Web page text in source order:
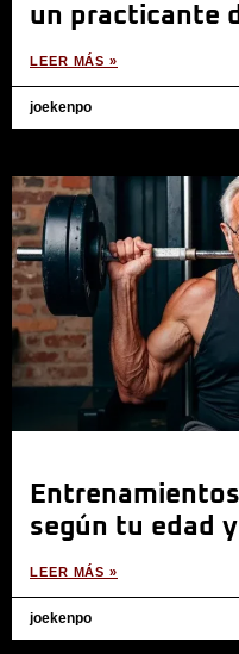
un practicante
LEER MÁS »
joekenpo
según tu edad
LEER MÁS »
joekenpo